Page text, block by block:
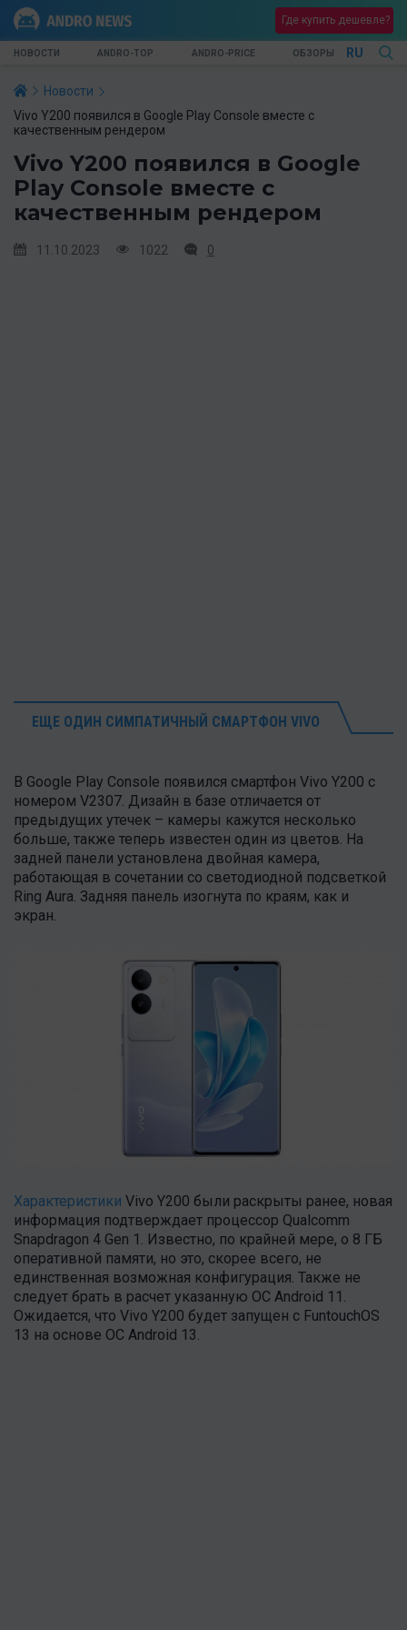
Где купить дешевле?
НОВОСТИ ANDRO-TOP ANDRO-PRICE ОБЗОРЫ RU
Новости
Vivo Y200 появился в Google Play Console вместе с
качественным рендером
Vivo Y200 появился в Google
Play Console вместе с
качественным рендером
11.10.2023 1022 0
ЕЩЕ ОДИН СИМПАТИЧНЫЙ СМАРТФОН VIVO
В Google Play Console появился смартфон Vivo Y200 с
номером V2307. Дизайн в базе отличается от
предыдущих утечек – камеры кажутся несколько
больше, также теперь известен один из цветов. На
задней панели установлена двойная камера,
работающая в сочетании со светодиодной подсветкой
Ring Aura. Задняя панель изогнута по краям, как и
экран.
Характеристики Vivo Y200 были раскрыты ранее, новая
информация подтверждает процессор Qualcomm
Snapdragon 4 Gen 1. Известно, по крайней мере, о 8 ГБ
оперативной памяти, но это, скорее всего, не
единственная возможная конфигурация. Также не
следует брать в расчет указанную ОС Android 11.
Ожидается, что Vivo Y200 будет запущен с FuntouchOS
13 на основе ОС Android 13.